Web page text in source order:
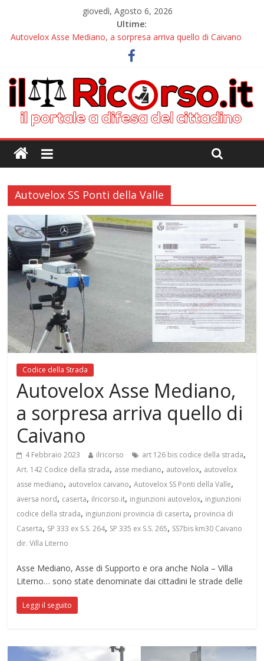
giovedì, Agosto 6, 2026
Ultime:
Autovelox Asse Mediano, a sorpresa arriva quello di Caivano
Tutor, il nuovo incubo arriva alle pendici del Vesuvio
Chiusura estiva IlRicorso: le info per contattarci
Autovelox Aversa Nord, dalla disattivazione all’amarezza di chi
ha pagato i verbali
Domiziana, a Cellole arriva il tutor
Autovelox SS Ponti della Valle
Codice della Strada
Autovelox Asse Mediano,
a sorpresa arriva quello di
Caivano
4 Febbraio 2023 ilricorso art 126 bis codice della strada,
Art. 142 Codice della strada, asse mediano, autovelox, autovelox
asse mediano, autovelox caivano,Autovelox SS Ponti della Valle,
aversa nord, caserta, ilricorso.it, ingiunzioni autovelox, ingiunzioni
codice della strada, ingiunzioni provincia di caserta, provincia di
Caserta, SP 333 ex S.S. 264, SP 335 ex S.S. 265, SS7bis km30 Caivano
dir. Villa Literno
Asse Mediano, Asse di Supporto e ora anche Nola – Villa
Literno… sono state denominate dai cittadini le strade delle
Leggi il seguito